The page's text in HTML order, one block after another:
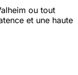
ou tout
et une haute